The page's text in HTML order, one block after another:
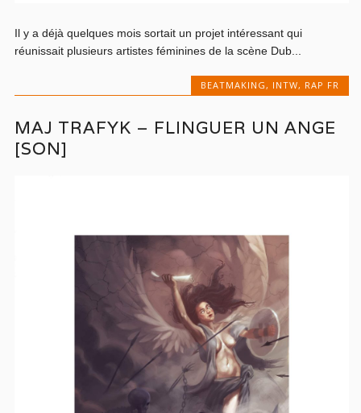
Il y a déjà quelques mois sortait un projet intéressant qui
réunissait plusieurs artistes féminines de la scène Dub...
BEATMAKING, INTW, RAP FR
MAJ TRAFYK – FLINGUER UN ANGE
[SON]